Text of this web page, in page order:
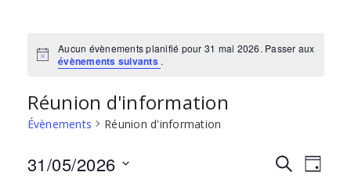
Aucun évènements planifié pour 31 mai 2026. Passer aux
évènements suivants .
Réunion d'information
Évènements Réunion d'information
RECHERCHE
JOUR
31/05/2026